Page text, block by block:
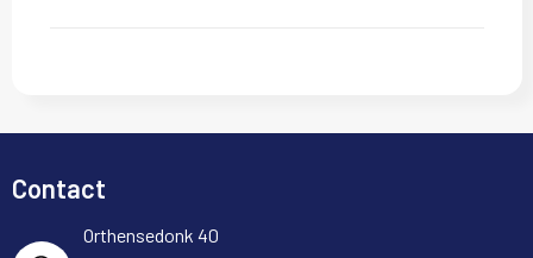
Contact
Orthensedonk 40